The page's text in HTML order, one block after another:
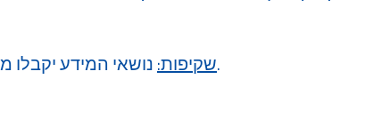
שקיפות:נושאי המידע יקבלו מידע ברור על אופן השימוש בנתוניהם ועל זכויותיהם.